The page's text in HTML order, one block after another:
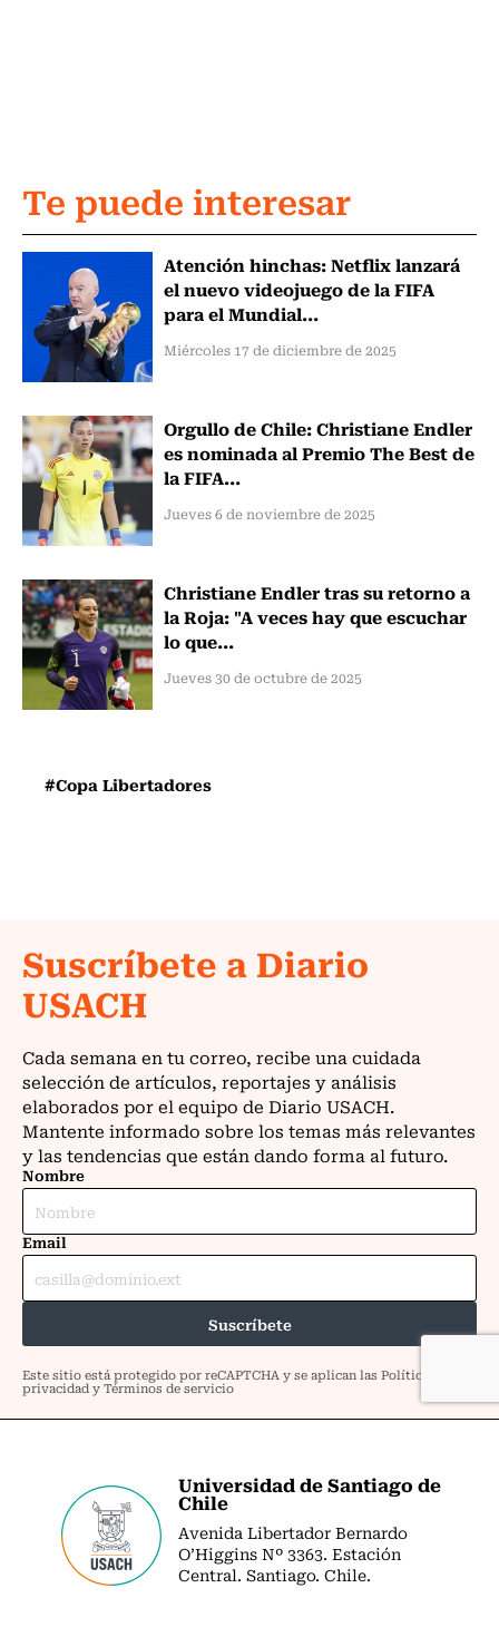
Te puede interesar
Atención hinchas: Netflix lanzará
el nuevo videojuego de la FIFA
para el Mundial...
Miércoles 17 de diciembre de 2025
Orgullo de Chile: Christiane Endler
es nominada al Premio The Best de
la FIFA...
Jueves 6 de noviembre de 2025
Christiane Endler tras su retorno a
la Roja: "A veces hay que escuchar
lo que...
Jueves 30 de octubre de 2025
#Copa Libertadores
Universidad de Santiago de
Chile
Avenida Libertador Bernardo
O’Higgins Nº 3363. Estación
Central. Santiago. Chile.